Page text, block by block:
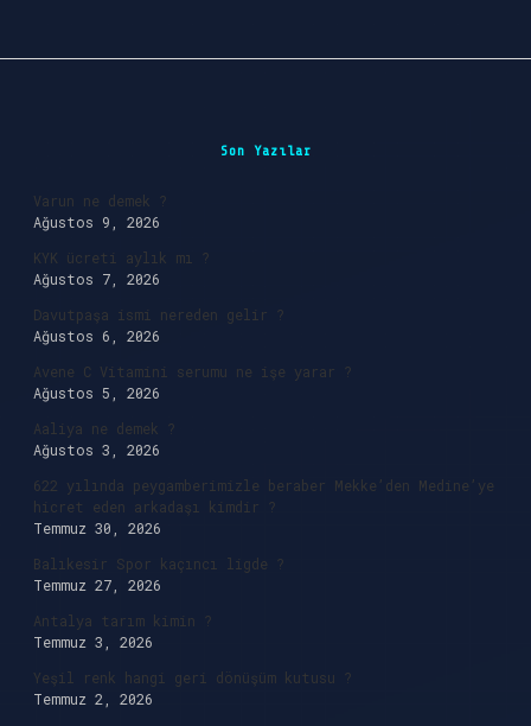
Son Yazılar
Varun ne demek ?
Ağustos 9, 2026
KYK ücreti aylık mı ?
Ağustos 7, 2026
Davutpaşa ismi nereden gelir ?
Ağustos 6, 2026
Avene C Vitamini serumu ne işe yarar ?
Ağustos 5, 2026
Aaliya ne demek ?
Ağustos 3, 2026
622 yılında peygamberimizle beraber Mekke’den Medine’ye
hicret eden arkadaşı kimdir ?
Temmuz 30, 2026
Balıkesir Spor kaçıncı ligde ?
Temmuz 27, 2026
Antalya tarım kimin ?
Temmuz 3, 2026
Yeşil renk hangi geri dönüşüm kutusu ?
Temmuz 2, 2026